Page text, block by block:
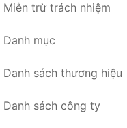
Miễn trừ trách nhiệm
Danh mục
Danh sách thương hiệu
Danh sách công ty